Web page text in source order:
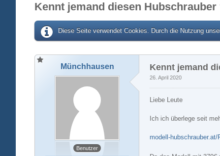
Kennt jemand diesen Hubschrauber
Diese Seite verwendet Cookies. Durch die Nutzung
Münchhausen
Benutzer
Kennt jemand
26. April 2020
Liebe Leute
Ich ich überlege seit
modell-